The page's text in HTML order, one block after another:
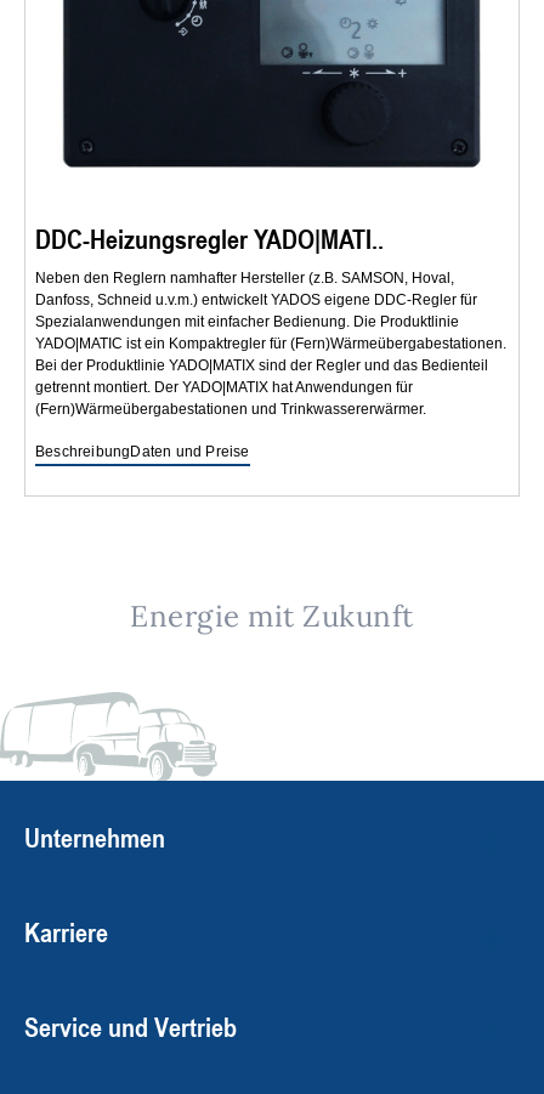
DDC-Heizungsregler YADO|MATI..
Neben den Reglern namhafter Hersteller (z.B. SAMSON, Hoval,
Danfoss, Schneid u.v.m.) entwickelt YADOS eigene DDC-Regler für
Spezialanwendungen mit einfacher Bedienung. Die Produktlinie
YADO|MATIC ist ein Kompaktregler für (Fern)Wärmeübergabestationen.
Bei der Produktlinie YADO|MATIX sind der Regler und das Bedienteil
getrennt montiert. Der YADO|MATIX hat Anwendungen für
(Fern)Wärmeübergabestationen und Trinkwassererwärmer.
BeschreibungDaten und Preise
Energie mit Zukunft
Unternehmen
Karriere
Service und Vertrieb